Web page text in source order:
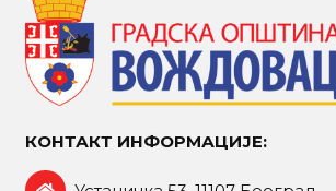
КОНТАКТ ИНФОРМАЦИЈЕ: